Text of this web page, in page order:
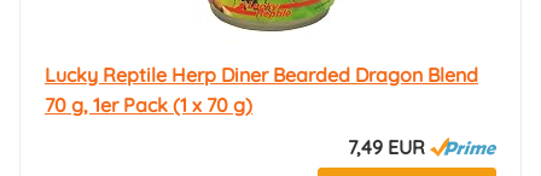
Lucky Reptile Herp Diner Bearded Dragon Blend
70 g, 1er Pack (1 x 70 g)
7,49 EUR